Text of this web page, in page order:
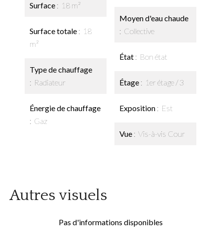
Surface 18 m²
Surface totale
18
m²
Type de chauffage
Radiateur
Énergie de chauffage
Gaz
Moyen d'eau chaude
Collective
État Bon état
Étage 1er étage / 3
Exposition Est
Vue Vis-à-vis Cour
Autres visuels
Pas d'informations disponibles